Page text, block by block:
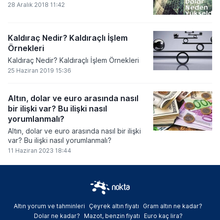
28 Aralık 2018 11:42
Kaldıraç Nedir? Kaldıraçlı İşlem
Örnekleri
Kaldıraç Nedir? Kaldıraçlı İşlem Örnekleri
25 Haziran 2019 15:36
Altın, dolar ve euro arasında nasıl
bir ilişki var? Bu ilişki nasıl
yorumlanmalı?
Altın, dolar ve euro arasında nasıl bir ilişki
var? Bu ilişki nasıl yorumlanmalı?
11 Haziran 2023 18:44
Altın yorum ve tahminleri Çeyrek altın fiyatı
Gram altın ne kadar?
Dolar ne kadar?
Mazot, benzin fiyatı
Euro kaç lira?